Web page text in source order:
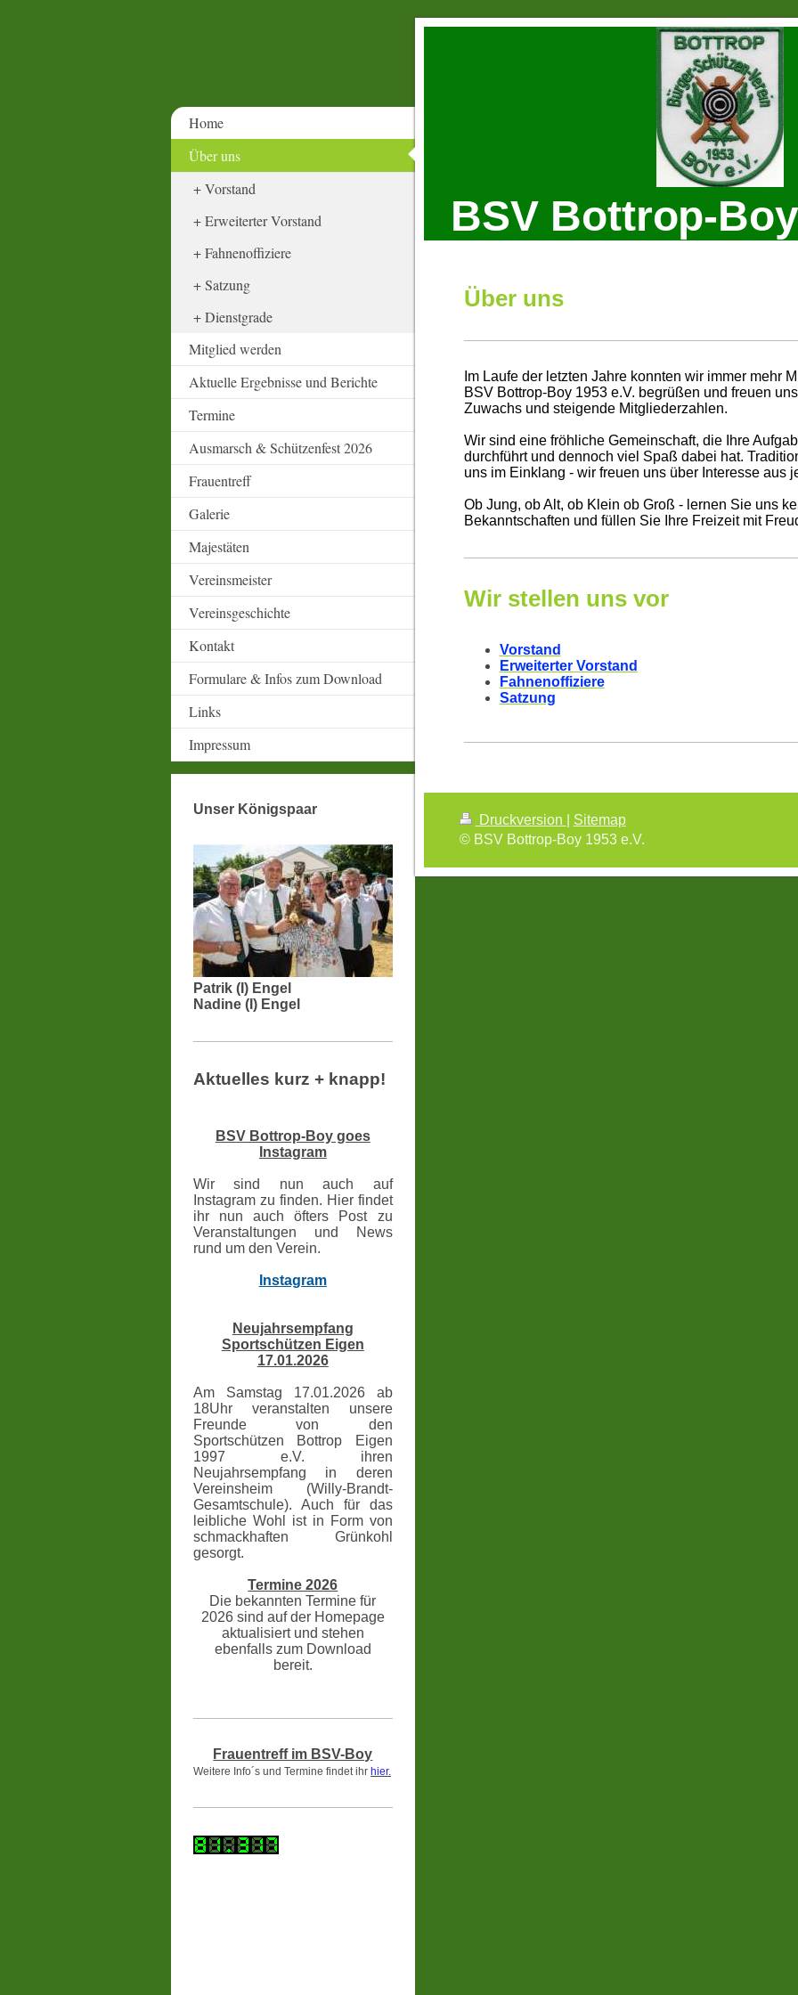
BSV Bottrop-
Über uns
Im Laufe der letzten Jahre konnten wir immer mehr
BSV Bottrop-Boy 1953 e.V. begrüßen und freuen
Zuwachs und steigende Mitgliederzahlen.
Wir sind eine fröhliche Gemeinschaft, die Ihre
durchführt und dennoch viel Spaß dabei hat.
uns im Einklang - wir freuen uns über Interesse aus
Ob Jung, ob Alt, ob Klein ob Groß - lernen Sie uns
Bekanntschaften und füllen Sie Ihre Freizeit mit
Wir stellen uns vor
Vorstand
Erweiterter Vorstand
Fahnenoffiziere
Satzung
Druckversion
Sitemap
© BSV Bottrop-Boy 1953 e.V.
Home
Über uns
Vorstand
Erweiterter Vorstand
Fahnenoffiziere
Satzung
Dienstgrade
Mitglied werden
Aktuelle Ergebnisse und Berichte
Termine
Ausmarsch & Schützenfest 2026
Frauentreff
Galerie
Majestäten
Vereinsmeister
Vereinsgeschichte
Kontakt
Formulare & Infos zum Download
Links
Impressum
Unser Königspaar
Patrik (I) Engel
Nadine (I) Engel
Aktuelles kurz + knapp!
BSV Bottrop-Boy goes
Instagram
Wir sind nun auch auf
Instagram zu finden. Hier findet
ihr nun auch öfters Post zu
Veranstaltungen und News
rund um den Verein.
Instagram
Neujahrsempfang
Sportschützen Eigen
17.01.2026
Am Samstag 17.01.2026 ab
18Uhr veranstalten unsere
Freunde von den
Sportschützen Bottrop Eigen
1997 e.V. ihren
Neujahrsempfang in deren
Vereinsheim (Willy-Brandt-
Gesamtschule). Auch für das
leibliche Wohl ist in Form von
schmackhaften Grünkohl
gesorgt.
Termine 2026
Die bekannten Termine für
2026 sind auf der Homepage
aktualisiert und stehen
ebenfalls zum Download
bereit.
Frauentreff im BSV-Boy
Weitere Info´s und Termine findet ihr hier.